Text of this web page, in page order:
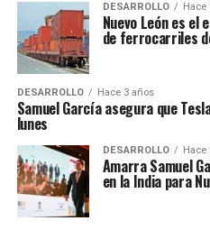
DESARROLLO Hace
Nuevo León es el
de ferrocarriles
DESARROLLO Hace 3 años
Samuel García asegura que
lunes
DESARROLLO Hace
Amarra Samuel
en la India para